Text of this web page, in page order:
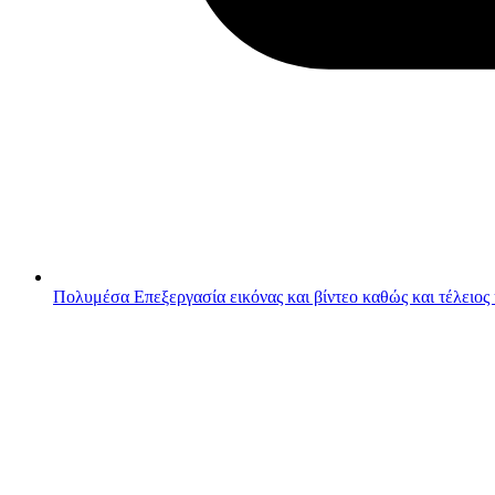
Πολυμέσα Επεξεργασία εικόνας και βίντεο καθώς και τέλειος